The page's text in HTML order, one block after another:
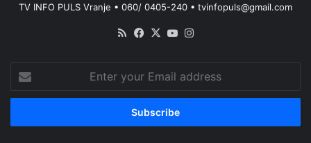
TV INFO PULS Vranje • 060/ 0405-240 • tvinfopuls@gmail.com
RSS Facebook
X YouTube
your
Email